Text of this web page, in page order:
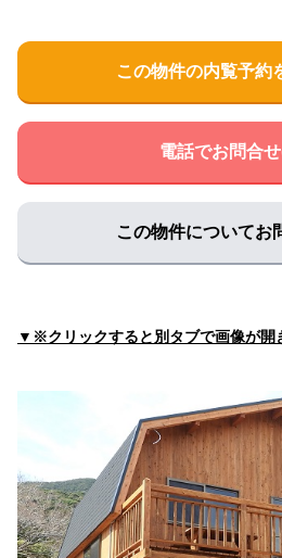
この物件の内覧予約
電話でお問合
この物件についてお
▼※クリックすると別タブで画像が開